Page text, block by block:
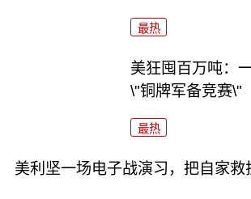
最热
美狂囤百万吨：
\"铜牌军备竞赛\"
最热
美利坚一场电子战演习，把自家救